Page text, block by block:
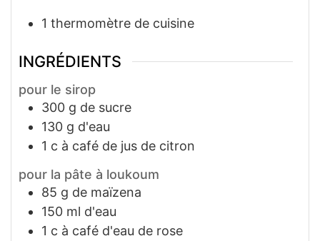
1 thermomètre de cuisine
INGRÉDIENTS
pour le sirop
300 g de sucre
130 g d'eau
1 c à café de jus de citron
pour la pâte à loukoum
85 g de maïzena
150 ml d'eau
1 c à café d'eau de rose